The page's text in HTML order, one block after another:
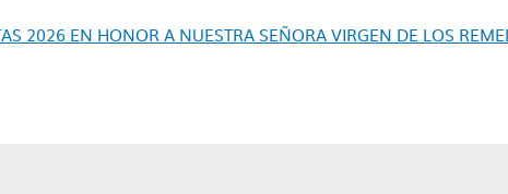
2026 EN HONOR A NUESTRA SEÑORA VIRGEN DE LOS